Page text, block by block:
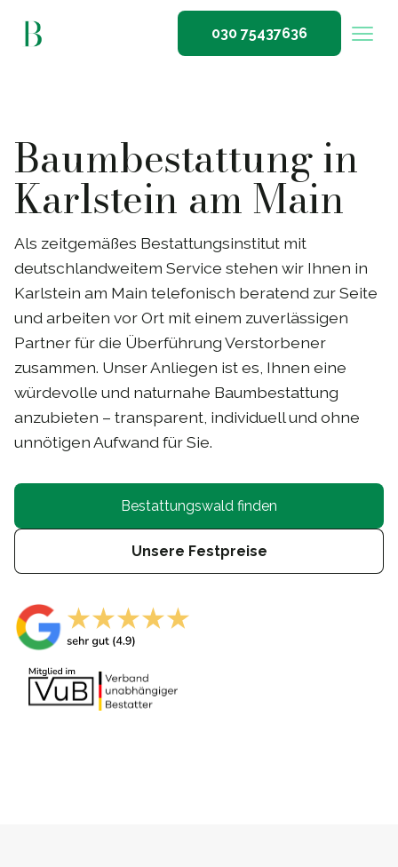
030 75437636
Baumbestattung in
Karlstein am Main
Als zeitgemäßes Bestattungsinstitut mit
deutschlandweitem Service stehen wir Ihnen in
Karlstein am Main telefonisch beratend zur Seite
und arbeiten vor Ort mit einem zuverlässigen
Partner für die Überführung Verstorbener
zusammen. Unser Anliegen ist es, Ihnen eine
würdevolle und naturnahe Baumbestattung
anzubieten – transparent, individuell und ohne
unnötigen Aufwand für Sie.
Bestattungswald finden
Unsere Festpreise